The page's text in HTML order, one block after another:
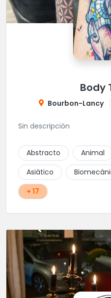
Body
Bourbon-Lancy
Sin descripción
Abstracto Animal
Asiático
+ 17